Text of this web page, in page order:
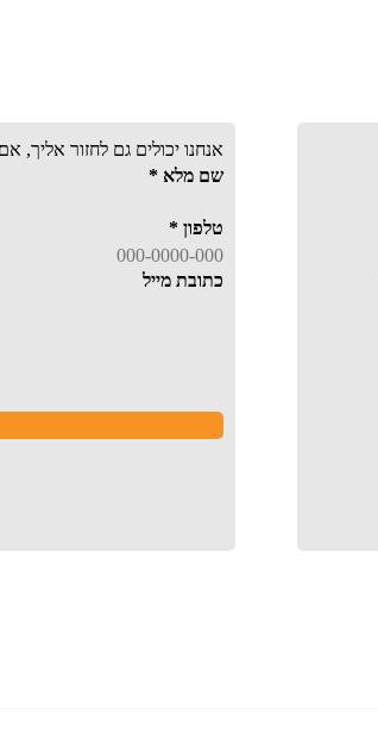
אנחנו יכולים גם לחזור אליך,
שם מלא *
טלפון *
כתובת מייל